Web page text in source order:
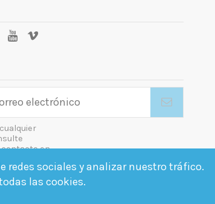
en
generales y la política de confidencialidad
redes sociales y analizar nuestro tráfico.
las cookies.